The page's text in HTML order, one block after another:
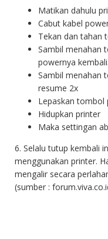
Matikan dahulu
Cabut kabel
Tekan dan tahan
Sambil menahan
powernya kembali.
Sambil menahan
resume 2x
Lepaskan tombol
Hidupkan printer
Maka settingan
6. Selalu tutup kembali
menggunakan printer.
mengalir secara
(sumber :